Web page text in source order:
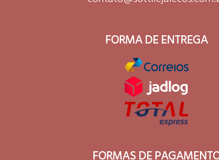
FORMA DE ENTREGA
FORMAS DE